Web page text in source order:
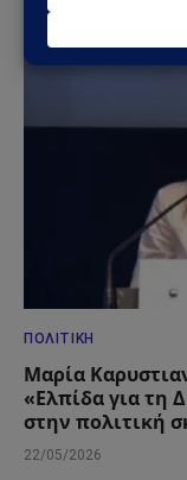
ΠΟΛΙΤΙΚΉ
Μαρία
«Ελπίδα για τη
στην πολιτική
22/05/2026